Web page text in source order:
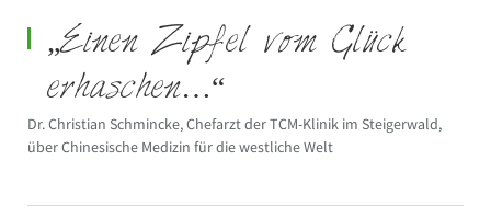
„Einen Zipfel vom Glück
erhaschen…“
Dr. Christian Schmincke, Chefarzt der TCM-Klinik im Steigerwald,
über Chinesische Medizin für die westliche Welt